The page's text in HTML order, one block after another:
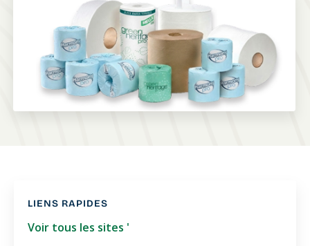
LIENS RAPIDES
Voir tous les sites '